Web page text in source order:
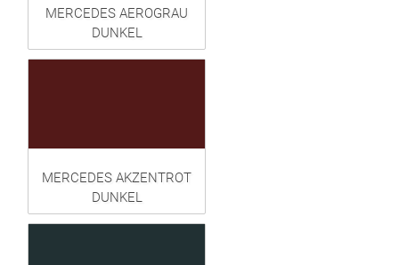
MERCEDES AEROGRAU
DUNKEL
MERCEDES AKZENTROT
DUNKEL